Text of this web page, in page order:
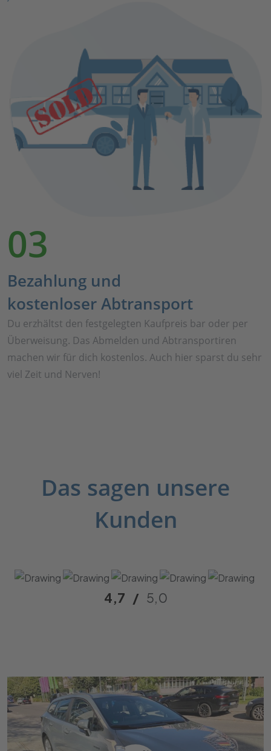
03
Bezahlung und
kostenloser Abtransport
Du erzhältst den festgelegten Kaufpreis bar oder per
Überweisung. Das Abmelden und Abtransportiren
machen wir für dich kostenlos. Auch hier sparst du sehr
viel Zeit und Nerven!
Das sagen unsere
Kunden
4,7 / 5,0